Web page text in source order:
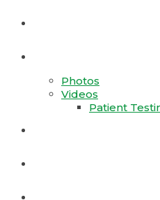
Photos
Videos
Patient